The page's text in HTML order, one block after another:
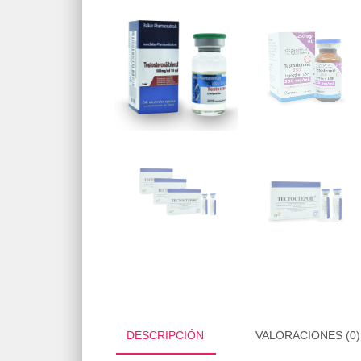
DESCRIPCIÓN VALORACIONES (0)